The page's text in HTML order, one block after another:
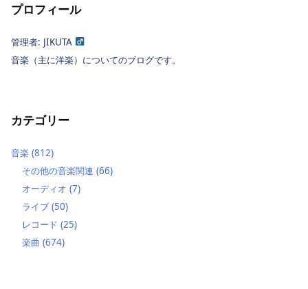
プロフィール
管理者: JIKUTA
音楽（主に洋楽）についてのブログです。
カテゴリー
音楽 (812)
その他の音楽関連 (66)
オーディオ (7)
ライブ (50)
レコード (25)
楽曲 (674)